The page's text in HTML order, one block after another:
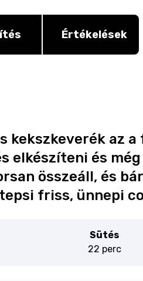
Értékelések
kekszkeverék az
elkészíteni és
összeáll, és
friss, ünnepi
Sütés
22 perc